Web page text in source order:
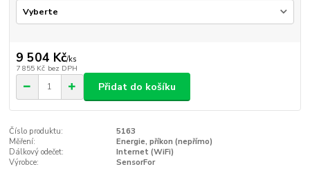
9 504 Kč/ks
7 855 Kč bez DPH
Přidat do košíku
Číslo produktu:
5163
Měření:
Energie, příkon (nepřímo)
Dálkový odečet:
Internet (WiFi)
Výrobce:
SensorFor